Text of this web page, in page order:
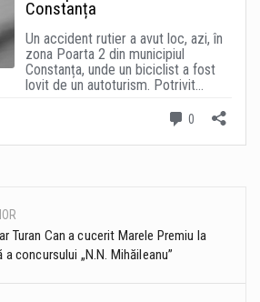
Turan Can a cucerit Marele Premiu la
a concursului „N.N. Mihăileanu”